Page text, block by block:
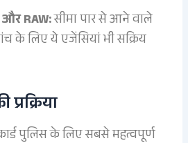
RAW:सीमा पार से आने वाले
के लिए ये एजेंसियां भी सक्रिय
पुलिस के लिए सबसे महत्वपूर्ण